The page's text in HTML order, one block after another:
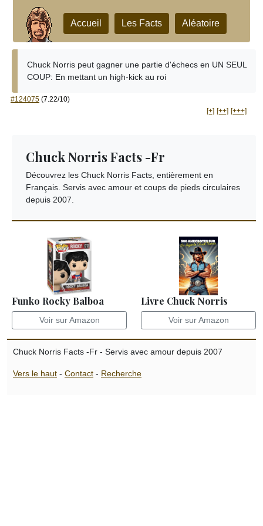
Accueil Les Facts Aléatoire
Chuck Norris peut gagner une partie d'échecs en UN SEUL
COUP: En mettant un high-kick au roi
#124075 (7.22/10)
[+] [++] [+++]
Chuck Norris Facts -Fr
Découvrez les Chuck Norris Facts, entièrement en
Français. Servis avec amour et coups de pieds circulaires
depuis 2007.
Funko Rocky Balboa
Voir sur Amazon
Livre Chuck Norris
Voir sur Amazon
Chuck Norris Facts -Fr - Servis avec amour depuis 2007
Vers le haut - Contact - Recherche